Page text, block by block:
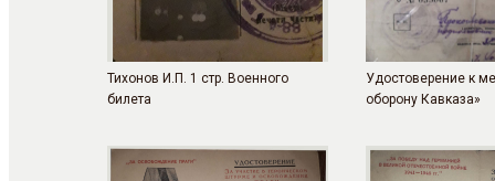
Тихонов И.П. 1 стр. Военного
билета
Удостоверение к
оборону Кавказа»